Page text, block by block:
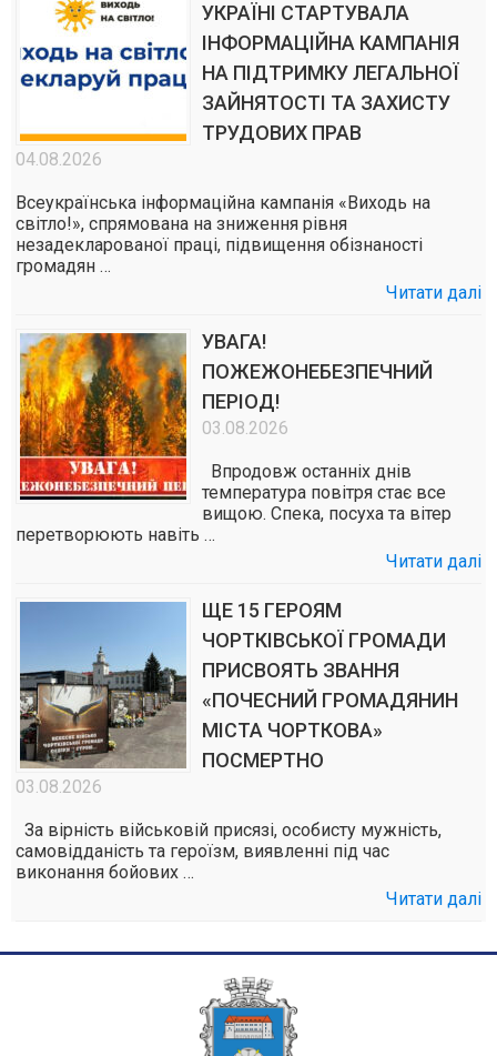
УКРАЇНІ СТАРТУВАЛА
ІНФОРМАЦІЙНА КАМПАНІЯ
НА ПІДТРИМКУ ЛЕГАЛЬНОЇ
ЗАЙНЯТОСТІ ТА ЗАХИСТУ
ТРУДОВИХ ПРАВ
04.08.2026
Всеукраїнська інформаційна кампанія «Виходь на
світло!», спрямована на зниження рівня
незадекларованої праці, підвищення обізнаності
громадян …
Читати далі
УВАГА!
ПОЖЕЖОНЕБЕЗПЕЧНИЙ
ПЕРІОД!
03.08.2026
Впродовж останніх днів
температура повітря стає все
вищою. Спека, посуха та вітер
перетворюють навіть …
Читати далі
ЩЕ 15 ГЕРОЯМ
ЧОРТКІВСЬКОЇ ГРОМАДИ
ПРИСВОЯТЬ ЗВАННЯ
«ПОЧЕСНИЙ ГРОМАДЯНИН
МІСТА ЧОРТКОВА»
ПОСМЕРТНО
03.08.2026
За вірність військовій присязі, особисту мужність,
самовідданість та героїзм, виявленні під час
виконання бойових …
Читати далі